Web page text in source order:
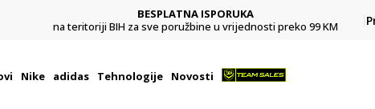
BESPLATNA ISPORUKA
na teritoriji BIH za sve poružbine u vrijednosti preko 99 KM
Nike adidas Tehnologije Novosti